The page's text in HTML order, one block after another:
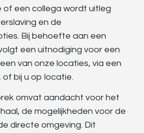
of een collega wordt uitleg
en de
Bij behoefte aan een
een uitnodiging voor een
van onze locaties, via een
bij u op locatie.
omvat aandacht voor het
de mogelijkheden voor de
directe omgeving. Dit